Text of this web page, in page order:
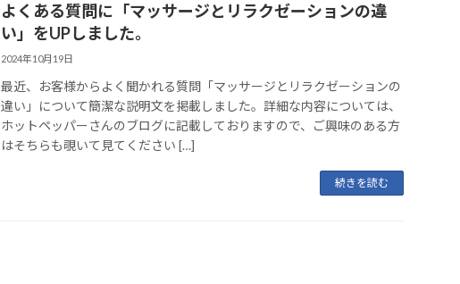
よくある質問に「マッサージとリラクゼーションの違
い」をUPしました。
2024年10月19日
最近、お客様からよく聞かれる質問「マッサージとリラクゼーションの
違い」について簡潔な説明文を掲載しました。詳細な内容については、
ホットペッパーさんのブログに記載しておりますので、ご興味のある方
はそちらも覗いて見てください […]
続きを読む